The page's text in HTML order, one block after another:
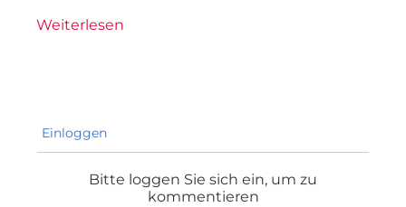
Weiterlesen
Einloggen
Bitte loggen Sie sich ein, um zu
kommentieren